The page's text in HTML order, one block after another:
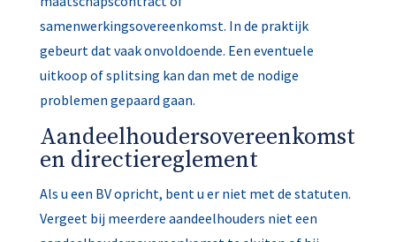
samenwerkingsovereenkomst. In de praktijk
gebeurt dat vaak onvoldoende. Een eventuele
uitkoop of splitsing kan dan met de nodige
problemen gepaard gaan.
Aandeelhoudersovereenkomst
en directiereglement
Als u een BV opricht, bent u er niet met de statuten.
Vergeet bij meerdere aandeelhouders niet een